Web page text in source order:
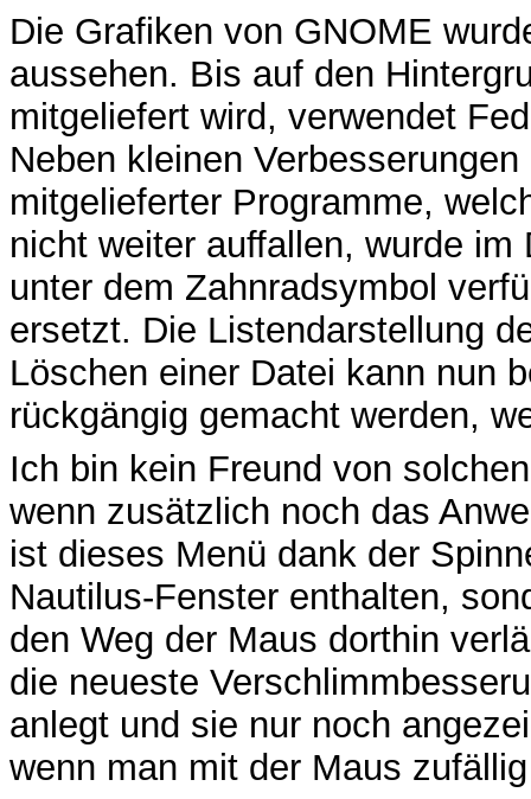
Die Grafiken von GNOME
aussehen. Bis auf den
mitgeliefert wird, verwendet
Neben kleinen
mitgelieferter Programme,
nicht weiter auffallen, wurde
unter dem Zahnradsymbol
ersetzt. Die Listendarstellung
Löschen einer Datei kann nun
rückgängig gemacht werden,
Ich bin kein Freund von
wenn zusätzlich noch das
ist dieses Menü dank der
Nautilus-Fenster enthalten,
den Weg der Maus dorthin
die neueste
anlegt und sie nur noch
wenn man mit der Maus